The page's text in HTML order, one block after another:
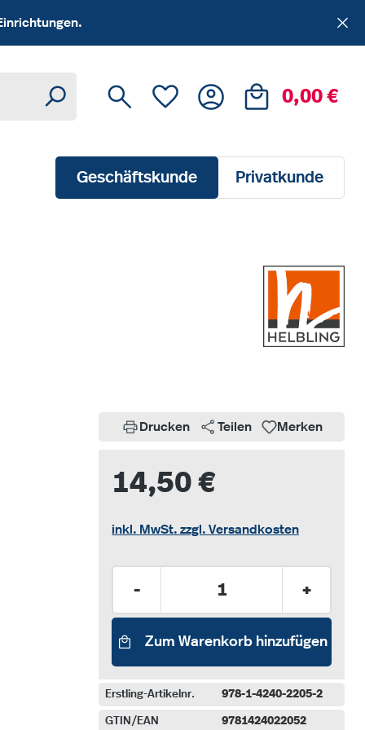
Du hast 0 Produkte auf dem
0,00 €
Geschäftskunde Privatkunde
Drucken
Teilen Merken
14,50 €
inkl. MwSt. zzgl. Versandkosten
Produkt Anzahl: Gib den
- +
Zum Warenkorb hinzufügen
Erstling-Artikelnr. 978-1-4240-2205-2
GTIN/EAN 9781424022052